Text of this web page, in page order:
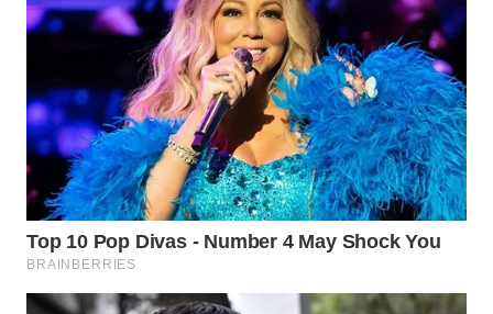
Group
WAHANA
NEWS
WAHANA
TANI
WAHANA